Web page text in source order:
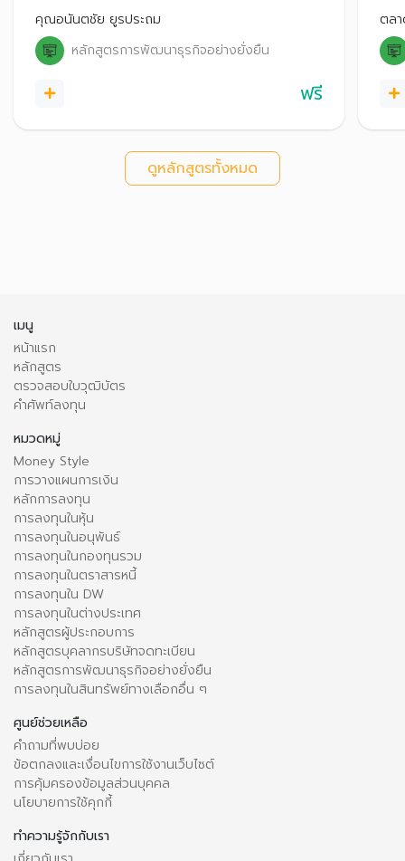
คุณอนันตชัย ยูรประถม
หลักสูตรการพัฒนาธุรกิจอย่างยั่งยืน
ฟรี
อง
รับ
ตล
ดูหลักสูตรทั้งหมด
เมนู
หน้าแรก
หลักสูตร
ตรวจสอบใบวุฒิบัตร
คำศัพท์ลงทุน
หมวดหมู่
Money Style
การวางแผนการเงิน
หลักการลงทุน
การลงทุนในหุ้น
การลงทุนในอนุพันธ์
การลงทุนในกองทุนรวม
การลงทุนในตราสารหนี้
การลงทุนใน DW
การลงทุนในต่างประเทศ
หลักสูตรผู้ประกอบการ
หลักสูตรบุคลากรบริษัทจดทะเบียน
หลักสูตรการพัฒนาธุรกิจอย่างยั่งยืน
การลงทุนในสินทรัพย์ทางเลือกอื่น ๆ
ศูนย์ช่วยเหลือ
คำถามที่พบบ่อย
ข้อตกลงและเงื่อนไขการใช้งานเว็บไซต์
การคุ้มครองข้อมูลส่วนบุคคล
นโยบายการใช้คุกกี้
ทำความรู้จักกับเรา